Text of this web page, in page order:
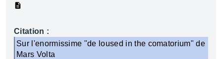
Citation :
Sur l'enormissime "de loused in the comatorium" de
Mars Volta